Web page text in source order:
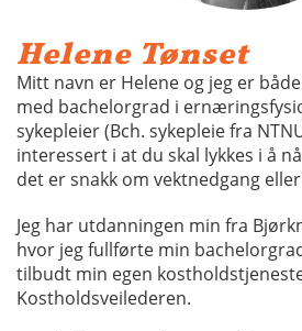
Helene Tønset
Mitt navn er Helene og jeg er
med bachelorgrad i
sykepleier (Bch. sykepleie fra
interessert i at du skal lykkes i å
det er snakk om vektnedgang
Jeg har utdanningen min fra
hvor jeg fullførte min
tilbudt min egen
Kostholdsveilederen.